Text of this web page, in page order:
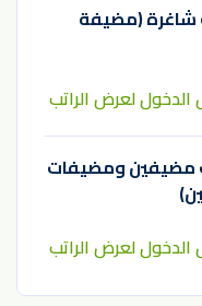
شاغرة (مضيفة
لعرض الراتب
مضيفين ومضيفات
لعرض الراتب